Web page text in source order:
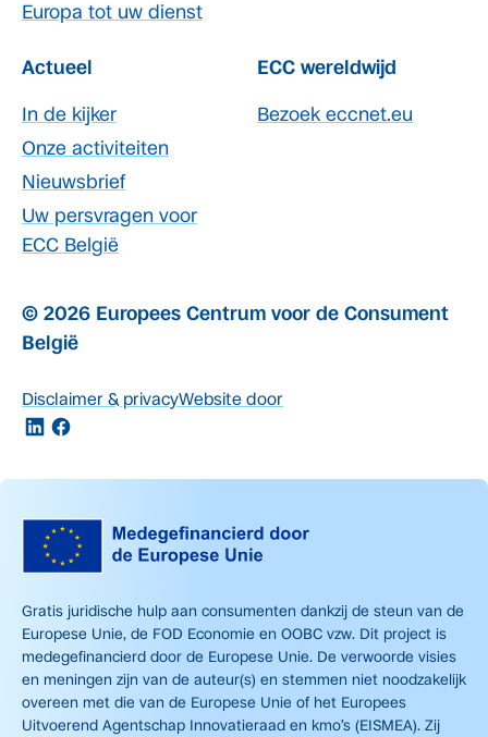
Europa tot uw dienst
Actueel
In de kijker
Onze activiteiten
Nieuwsbrief
Uw persvragen voor
ECC België
ECC wereldwijd
Bezoek eccnet.eu
© 2026 Europees Centrum voor de Consument
België
Disclaimer & privacyWebsite door
Gratis juridische hulp aan consumenten dankzij de steun van de
Europese Unie, de FOD Economie en OOBC vzw. Dit project is
medegefinancierd door de Europese Unie. De verwoorde visies
en meningen zijn van de auteur(s) en stemmen niet noodzakelijk
overeen met die van de Europese Unie of het Europees
Uitvoerend Agentschap Innovatieraad en kmo’s (EISMEA). Zij